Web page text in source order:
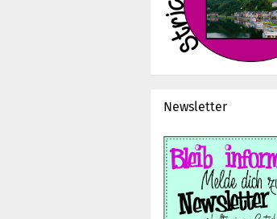
Newsletter